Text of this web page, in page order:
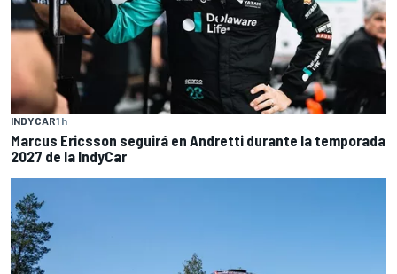
INDYCAR1 h
Marcus Ericsson seguirá en Andretti durante la temporada
2027 de la IndyCar